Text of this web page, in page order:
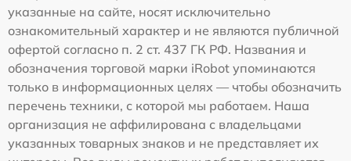
указанные на сайте, носят исключительно
ознакомительный характер и не являются публичной
офертой согласно п. 2 ст. 437 ГК РФ. Названия и
обозначения торговой марки iRobot упоминаются
только в информационных целях — чтобы обозначить
перечень техники, с которой мы работаем. Наша
организация не аффилирована с владельцами
указанных товарных знаков и не представляет их